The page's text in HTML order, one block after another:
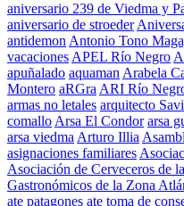
aniversario 239 de Viedma y
aniversario de stroeder
antidemon Antonio Tono
vacaciones APEL Río Negro
apuñalado aquaman Arabela
Montero aRGra ARI Río
armas no letales arquitecto
comallo Arsa El Condor arsa
arsa viedma Arturo Illia
asignaciones familiares
Asociación de Cerveceros de
Gastronómicos de la Zona
ate patagones ate toma de